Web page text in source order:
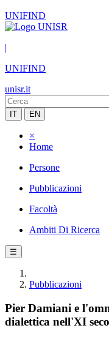
UNIFIND
|
UNIFIND
unisr.it
IT EN
×
Home
Persone
Pubblicazioni
Facoltà
Ambiti Di Ricerca
☰
Pubblicazioni
Pier Damiani e
dialettica nell'XI